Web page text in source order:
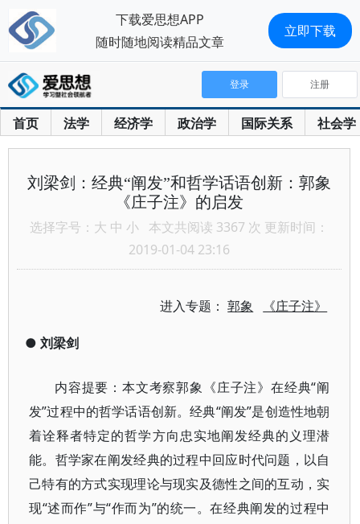
首页 法学 经济学 政治学 国际关系 社会学
登录 注册
刘梁剑：经典“阐发”和哲学话语创新：郭象
《庄子注》的启发
选择字号： 大 中 小 本文共阅读 3367 次 更新时间：
2019-01-04 23:16
进入专题：郭象 《庄子注》
● 刘梁剑
内容提要：本文考察郭象《庄子注》在经典“阐
发”过程中的哲学话语创新。经典“阐发”是创造性地朝
着诠释者特定的哲学方向忠实地阐发经典的义理潜
能。哲学家在阐发经典的过程中回应时代问题，以自
己特有的方式实现理论与现实及德性之间的互动，实
现“述而作”与“作而为”的统一。在经典阐发的过程中
下载爱思想APP
随时随地阅读精品文章
立即下载